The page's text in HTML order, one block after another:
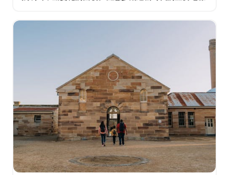
史敘事。他們還將分享現實生活中豐富多彩的人物的軼